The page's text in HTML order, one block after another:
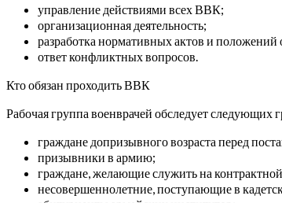
управление действиями всех ВВК;
организационная деятельность;
разработка нормативных актов и положений
ответ конфликтных вопросов.
Кто обязан проходить ВВК
Рабочая группа военврачей обследует следующих
граждане допризывного возраста перед
призывники в армию;
граждане, желающие служить на контрактной
несовершеннолетние, поступающие в